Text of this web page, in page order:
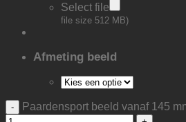
Select file
file size 512 MB)
Afmeting beeld
Paardensport beeld vanaf 145